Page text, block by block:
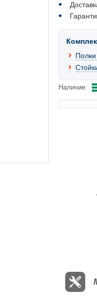
Наличие: